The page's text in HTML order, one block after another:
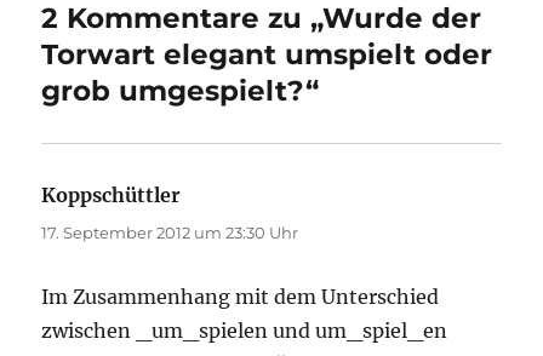
2 Kommentare zu „Wurde der
Torwart elegant umspielt oder
grob umgespielt?“
Koppschüttler
17. September 2012 um 23:30 Uhr
Im Zusammenhang mit dem Unterschied
zwischen _um_spielen und um_spiel_en